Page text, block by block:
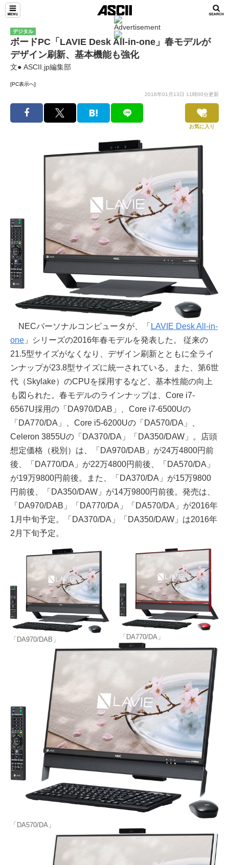
デジタル
ボードPC「LAVIE Desk All-in-one」春モデルが
デザイン刷新、基本機能も強化
文● ASCII.jp編集部
[PC表示へ]
2016年01月13日 11時00分更新
お気に入り
NECパーソナルコンピュータが、「 LAVIE Desk All-in-
one 」シリーズの2016年春モデルを発表した。 従来の
21.5型サイズがなくなり、デザイン刷新とともに全ライ
ンナップが23.8型サイズに統一されている。また、第6世
代（Skylake）のCPUを採用するなど、基本性能の向上
も図られた。春モデルのラインナップは、Core i7-
6567U採用の「DA970/DAB」、Core i7-6500Uの
「DA770/DA」、Core i5-6200Uの「DA570/DA」、
Celeron 3855Uの「DA370/DA」「DA350/DAW」。店頭
想定価格（税別）は、「DA970/DAB」が24万4800円前
後、「DA770/DA」が22万4800円前後、「DA570/DA」
が19万9800円前後。また、「DA370/DA」が15万9800
円前後、「DA350/DAW」が14万9800円前後。発売は、
「DA970/DAB」「DA770/DA」「DA570/DA」が2016年
1月中旬予定。「DA370/DA」「DA350/DAW」は2016年
2月下旬予定。
「DA970/DAB」 「DA770/DA」
「DA570/DA」